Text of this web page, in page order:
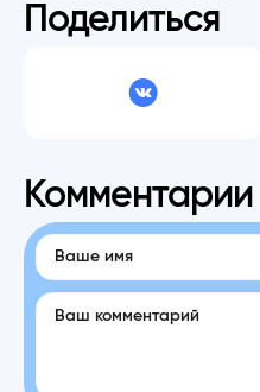
Поделиться
Комментарии